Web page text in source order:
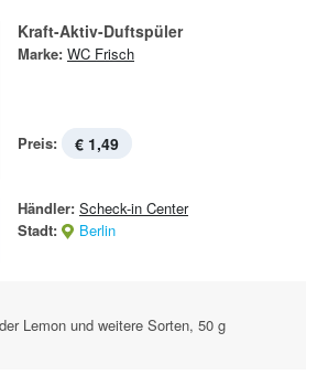
Kraft-Aktiv-Duftspüler
Marke: WC Frisch
Preis: € 1,49
Händler: Scheck-in Center
Stadt:
Berlin
Lemon und weitere Sorten, 50 g